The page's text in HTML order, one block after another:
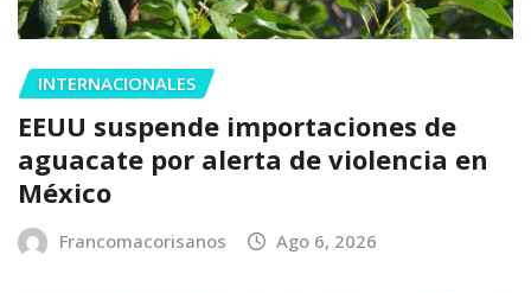
INTERNACIONALES
EEUU suspende importaciones de
aguacate por alerta de violencia en
México
Francomacorisanos Ago 6, 2026